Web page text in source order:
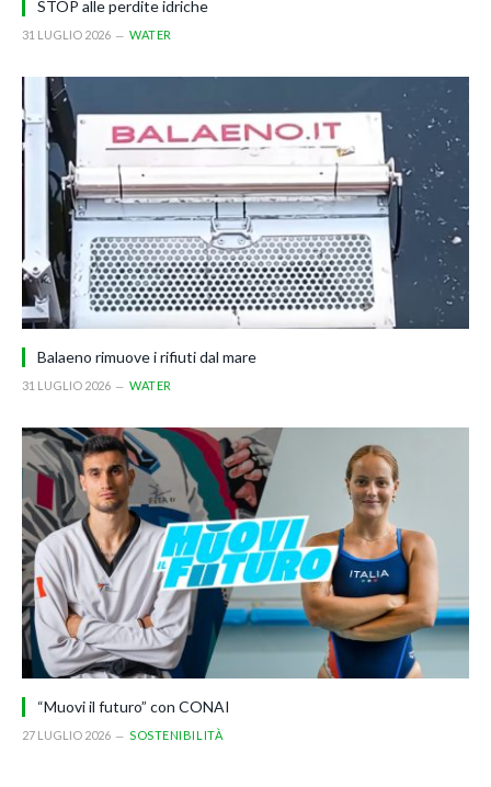
STOP alle perdite idriche
31 LUGLIO 2026 WATER
Balaeno rimuove i rifiuti dal mare
31 LUGLIO 2026 WATER
“Muovi il futuro” con CONAI
27 LUGLIO 2026 SOSTENIBILITÀ